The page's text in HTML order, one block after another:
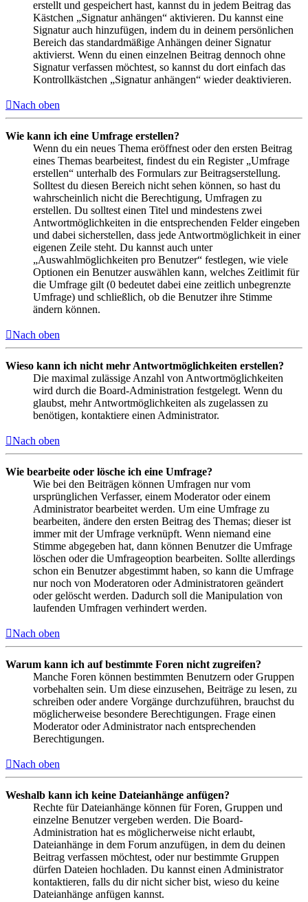
erstellt und gespeichert hast, kannst du in jedem Beitrag das
Kästchen „Signatur anhängen“ aktivieren. Du kannst eine
Signatur auch hinzufügen, indem du in deinem persönlichen
Bereich das standardmäßige Anhängen deiner Signatur
aktivierst. Wenn du einen einzelnen Beitrag dennoch ohne
Signatur verfassen möchtest, so kannst du dort einfach das
Kontrollkästchen „Signatur anhängen“ wieder deaktivieren.
Nach oben
Wie kann ich eine Umfrage erstellen?
Wenn du ein neues Thema eröffnest oder den ersten Beitrag
eines Themas bearbeitest, findest du ein Register „Umfrage
erstellen“ unterhalb des Formulars zur Beitragserstellung.
Solltest du diesen Bereich nicht sehen können, so hast du
wahrscheinlich nicht die Berechtigung, Umfragen zu
erstellen. Du solltest einen Titel und mindestens zwei
Antwortmöglichkeiten in die entsprechenden Felder eingeben
und dabei sicherstellen, dass jede Antwortmöglichkeit in einer
eigenen Zeile steht. Du kannst auch unter
„Auswahlmöglichkeiten pro Benutzer“ festlegen, wie viele
Optionen ein Benutzer auswählen kann, welches Zeitlimit für
die Umfrage gilt (0 bedeutet dabei eine zeitlich unbegrenzte
Umfrage) und schließlich, ob die Benutzer ihre Stimme
ändern können.
Nach oben
Wieso kann ich nicht mehr Antwortmöglichkeiten erstellen?
Die maximal zulässige Anzahl von Antwortmöglichkeiten
wird durch die Board-Administration festgelegt. Wenn du
glaubst, mehr Antwortmöglichkeiten als zugelassen zu
benötigen, kontaktiere einen Administrator.
Nach oben
Wie bearbeite oder lösche ich eine Umfrage?
Wie bei den Beiträgen können Umfragen nur vom
ursprünglichen Verfasser, einem Moderator oder einem
Administrator bearbeitet werden. Um eine Umfrage zu
bearbeiten, ändere den ersten Beitrag des Themas; dieser ist
immer mit der Umfrage verknüpft. Wenn niemand eine
Stimme abgegeben hat, dann können Benutzer die Umfrage
löschen oder die Umfrageoption bearbeiten. Sollte allerdings
schon ein Benutzer abgestimmt haben, so kann die Umfrage
nur noch von Moderatoren oder Administratoren geändert
oder gelöscht werden. Dadurch soll die Manipulation von
laufenden Umfragen verhindert werden.
Nach oben
Warum kann ich auf bestimmte Foren nicht zugreifen?
Manche Foren können bestimmten Benutzern oder Gruppen
vorbehalten sein. Um diese einzusehen, Beiträge zu lesen, zu
schreiben oder andere Vorgänge durchzuführen, brauchst du
möglicherweise besondere Berechtigungen. Frage einen
Moderator oder Administrator nach entsprechenden
Berechtigungen.
Nach oben
Weshalb kann ich keine Dateianhänge anfügen?
Rechte für Dateianhänge können für Foren, Gruppen und
einzelne Benutzer vergeben werden. Die Board-
Administration hat es möglicherweise nicht erlaubt,
Dateianhänge in dem Forum anzufügen, in dem du deinen
Beitrag verfassen möchtest, oder nur bestimmte Gruppen
dürfen Dateien hochladen. Du kannst einen Administrator
kontaktieren, falls du dir nicht sicher bist, wieso du keine
Dateianhänge anfügen kannst.